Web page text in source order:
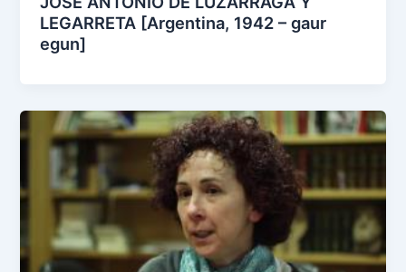
LEGARRETA [Argentina, 1942 – gaur
egun]